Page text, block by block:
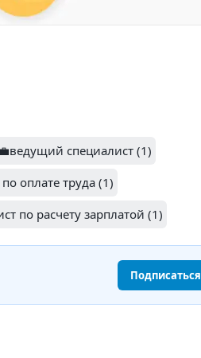
специалист (1)
оплате труда (1)
по расчету зарплатой (1)
Подписаться